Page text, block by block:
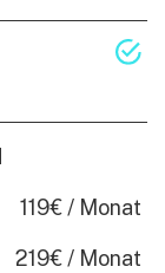
119€ / Monat
219€ / Monat